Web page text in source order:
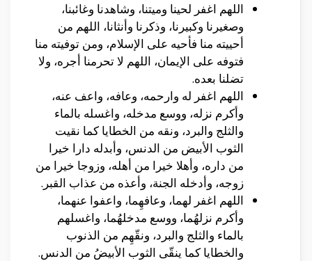
اللهم اغفر لحينا وميتنا، وشاهدنا وغائبنا،
وصغيرنا وكبيرنا، وذكرنا وأنثانا، اللهم من
أحييته منا فأحيه على الإسلام، ومن توفيته منا
فتوفه على الإيمان، اللهم لا تحرمنا أجره، ولا
تضلنا بعده.
اللهم اغفر له وارحمه، وعافه، واعف عنه،
وأكرم نزله، ووسع مدخله، واغسله بالماء
والثلج والبرد، ونقه من الخطايا كما نقيت
الثوب الأبيض من الدنس، وأبدله دارا خيرا
من داره، وأهلا خيرا من أهله، وزوجا خيرا من
زوجه، وأدخله الجنة، وأعذه من عذاب القبر.
اللهم اغفر لهما، وعافهِما، واعفوا عنهما،
وأكرم نزلهُما، ووسع مدخلهُما، واغسلهم
بالماء والثلج والبرد، ونقّهِم من الذنوب
والخطايا كما ينقّى الثوب الأبيضُ من الدنس.